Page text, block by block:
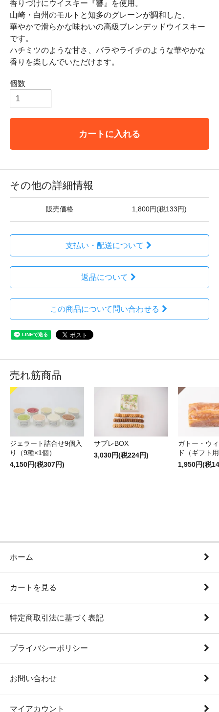
香りづけにウイスキー『響』を使用。
山崎・白州のモルトと知多のグレーンが調和した、
華やかで滑らかな味わいの高級ブレンデッドウイスキー
です。
ハチミツのような甘さ、バラやライチのような華やかな
香りを楽しんでいただけます。
個数
カートに入れる
その他の詳細情報
販売価格 1,800円(税133円)
支払い・配送について
返品について
この商品について問い合わせる
売れ筋商品
ジェラート詰合せ9個入
り（9種×1個）
4,150円(税307円)
サブレBOX
3,030円(税224円)
ガトー・ウ
ド（ギフト
1,950円(税
ホーム
カートを見る
特定商取引法に基づく表記
プライバシーポリシー
お問い合わせ
マイアカウント